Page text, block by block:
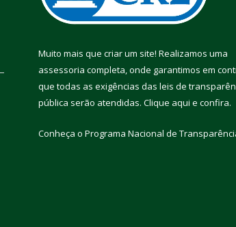
Muito mais que criar um site! Realizamos uma
assessoria completa, onde garantimos em
que todas as exigências das leis de
pública serão atendidas. Clique aqui e confira.
Conheça o Programa Nacional de